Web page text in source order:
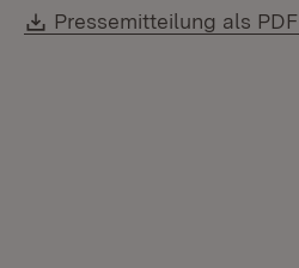
Download:
Pressemitteilung als PDF